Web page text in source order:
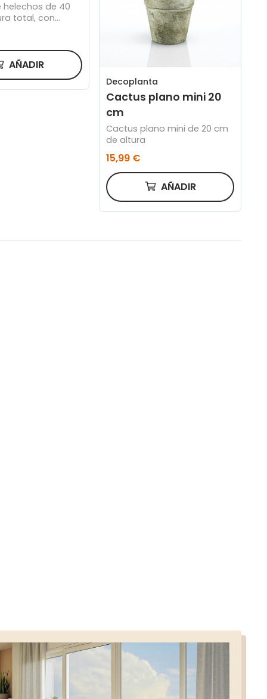
helechos de 40
total, con
AÑADIR
Decoplanta
Cactus plano mini 20
cm
Cactus plano mini de 20 cm
de altura
15,99 €
AÑADIR